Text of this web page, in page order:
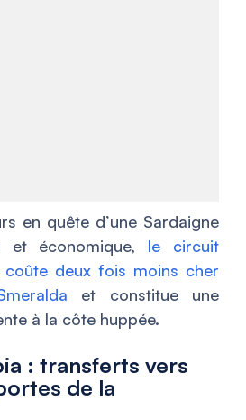
en quête d’une Sardaigne
et économique, le circuit
deux fois moins cher
et constitue une
à la côte huppée.
: transferts vers
de la